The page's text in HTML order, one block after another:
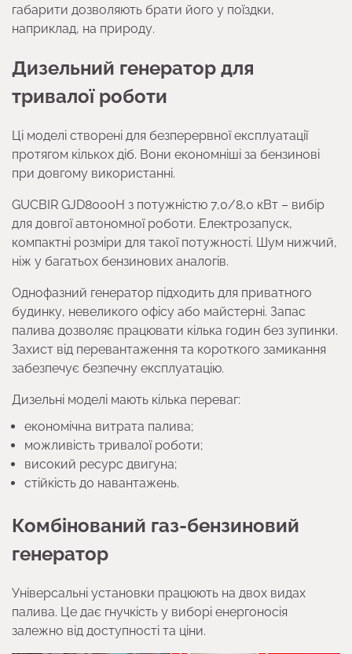
габарити дозволяють брати його у поїздки,
наприклад, на природу.
Дизельний генератор для
тривалої роботи
Ці моделі створені для безперервної експлуатації
протягом кількох діб. Вони економніші за бензинові
при довгому використанні.
GUCBIR GJD8000H з потужністю 7,0/8,0 кВт – вибір
для довгої автономної роботи. Електрозапуск,
компактні розміри для такої потужності. Шум нижчий,
ніж у багатьох бензинових аналогів.
Однофазний генератор підходить для приватного
будинку, невеликого офісу або майстерні. Запас
палива дозволяє працювати кілька годин без зупинки.
Захист від перевантаження та короткого замикання
забезпечує безпечну експлуатацію.
Дизельні моделі мають кілька переваг:
економічна витрата палива;
можливість тривалої роботи;
високий ресурс двигуна;
стійкість до навантажень.
Комбінований газ-бензиновий
генератор
Універсальні установки працюють на двох видах
палива. Це дає гнучкість у виборі енергоносія
залежно від доступності та ціни.